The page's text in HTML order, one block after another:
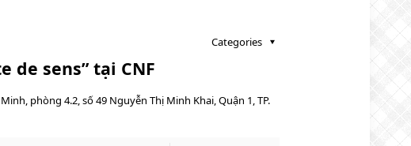
Categories
de sens” tại CNF
phòng 4.2, số 49 Nguyễn Thị Minh Khai, Quận 1, TP.